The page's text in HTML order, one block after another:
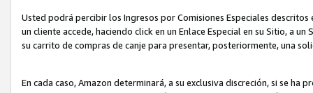
Usted podrá percibir los Ingresos por Comisiones Especiales
un cliente accede, haciendo click en un Enlace Especial en su Sitio, a
su carrito de compras de canje para presentar, posteriormente, una
En cada caso, Amazon determinará, a su exclusiva discreción, si se